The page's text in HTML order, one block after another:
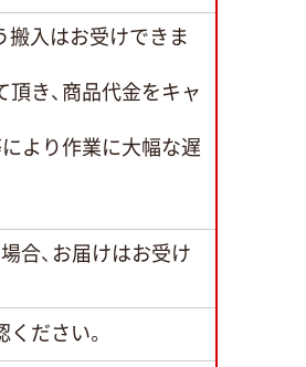
搬入はお受けできま
き、商品代金をキャ
より作業に大幅な遅
合、お届けはお受け
ださい。